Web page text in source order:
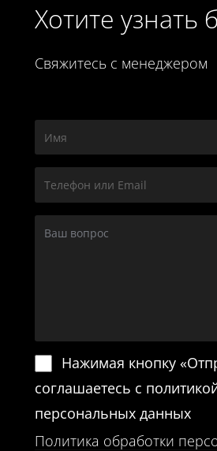
Хотите узнать
Свяжитесь с менеджером
Нажимая кнопку
соглашаетесь с
персональных данных
Политика обработки